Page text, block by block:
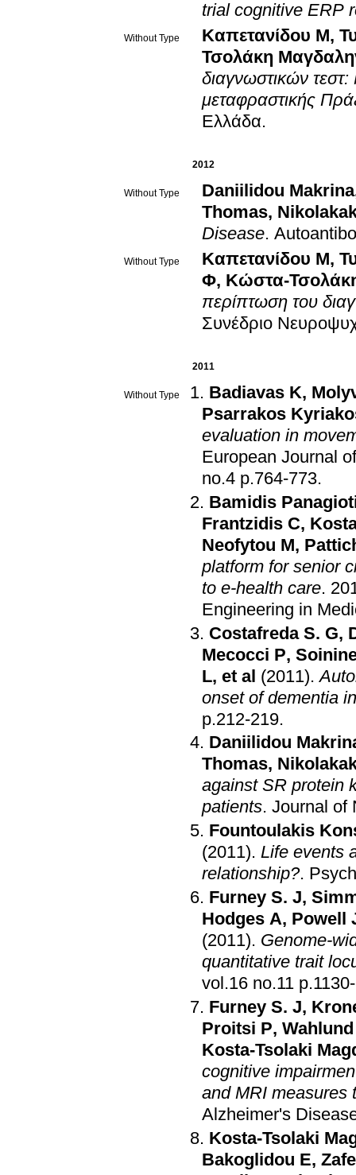
trial cognitive ERP
Without Type Καπετανίδου Μ,
Τσολάκη
διαγνωστικών τεστ:
μεταφραστικής
Ελλάδα.
2012
Without Type Daniilidou Makrina
Thomas,
Disease.
Without Type Καπετανίδου Μ,
Φ, Κώστα-
περίπτωση του
Συνέδριο
2011
Without Type Badiavas K,
Psarrakos
evaluation in
European Journal
no.4 p.764-773.
Bamidis
Frantzidis C,
Neofytou M,
platform for senior
to e-health care.
Engineering in
Costafreda S. G,
Mecocci P,
L, et al (2011).
onset of dementia
p.212-219.
Daniilidou
Thomas,
against SR protein
patients. Journal of
Fountoulakis
(2011). Life events
relationship?.
Furney S. J,
Hodges A, Powell
(2011). Genome-
quantitative trait
vol.16 no.11
Furney S. J,
Proitsi P,
Kosta-Tsolaki
cognitive
and MRI measures
Alzheimer's
Kosta-Tsolaki
Bakoglidou E,